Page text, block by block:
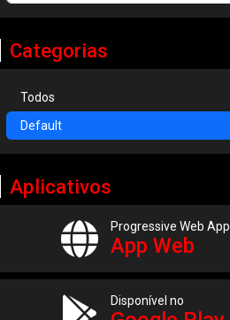
Categorias
Todos
Default
Aplicativos
Progressive Web App
App Web
Disponível no